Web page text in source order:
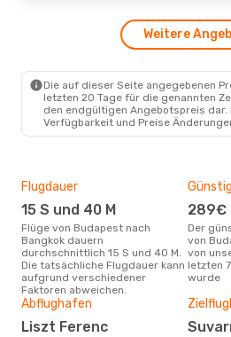
- Mi., 30. Sept.
Condor1 Zwischenstopp
BKK- BUD
Weitere
Die auf dieser Seite angegebenen
letzten 20 Tage für die genannten
den endgültigen Angebotspreis
Verfügbarkeit und Preise
Flugdauer
15 S und 40 M
Flüge von Budapest nach
Bangkok dauern
durchschnittlich 15 S und 40 M.
Die tatsächliche Flugdauer kann
aufgrund verschiedener
Faktoren abweichen.
289€
Der günstigste einfache Flug
von
von
letzten
wurde
Abflughafen
Liszt Ferenc
Suvarnabhumi Airport,